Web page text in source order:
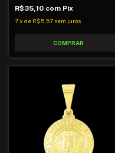
R$35,10 com Pix
7x de R$5,57 sem juros